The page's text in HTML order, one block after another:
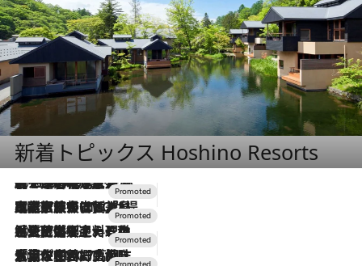
新着トピックス Hoshino Resorts
2026.8.7
【トンボの足水浴】ヒノキの香りに包まれて涼感マックス！約13℃の湧水かけ流しを避暑地「星野温泉 トンボの湯」で体験
2026.7.31
【ホテル帰省】という選択肢をOMOが提案。家族とほどよい距離を保つには「昼は実家、夜は気兼ねなくホテルで！」
2026.7.24
【夏限定ディナーコース】旬を迎える稚鮎や花ズッキーニなどをイタリア・トスカーナの郷土料理の手法で満喫！
2026.7.17
「土佐和ハーブかき氷」がOMO7高知に登場！生姜、山椒、大葉など目にも舌にも涼を呼ぶ郷土の味